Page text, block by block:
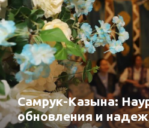
Самрук-Казына:
обновления и